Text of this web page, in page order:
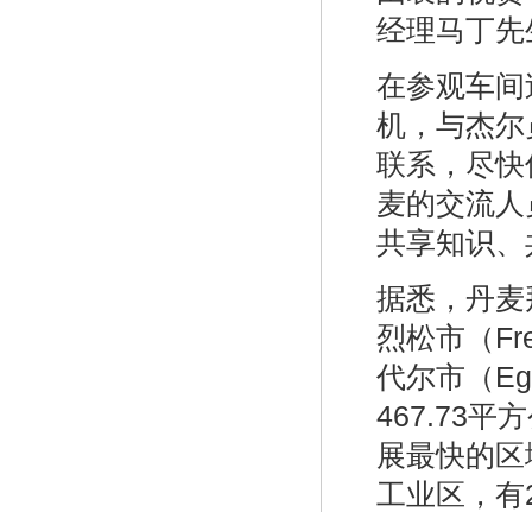
经理马丁
在参观车
机，与杰
联系，尽
麦的交流
共享知识
据悉，丹
烈松市（
代尔市（
467.73平
展最快的
工业区，有